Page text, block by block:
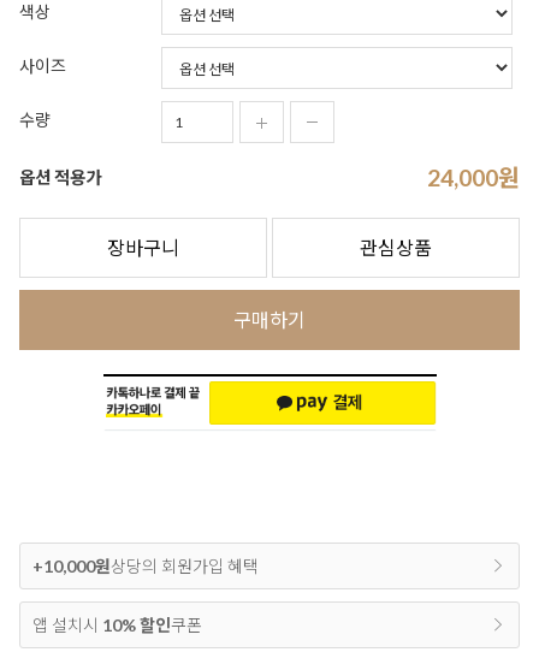
색상
사이즈
수량
옵션 적용가 24,000원
장바구니 관심상품
구매하기
+10,000원상당의 회원가입 혜택
앱 설치시 10% 할인쿠폰